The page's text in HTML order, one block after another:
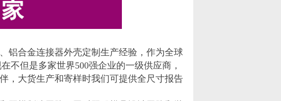
铝合金连接器外壳定制生产经验，作为全球
不但是多家世界500强企业的一级供应商，
，大货生产和寄样时我们可提供全尺寸报告